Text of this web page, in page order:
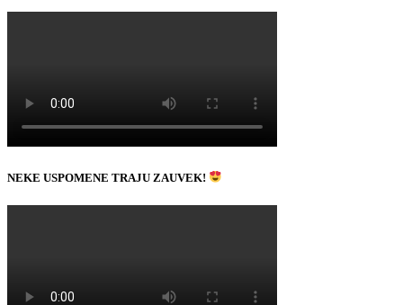
NEKE USPOMENE TRAJU ZAUVEK!